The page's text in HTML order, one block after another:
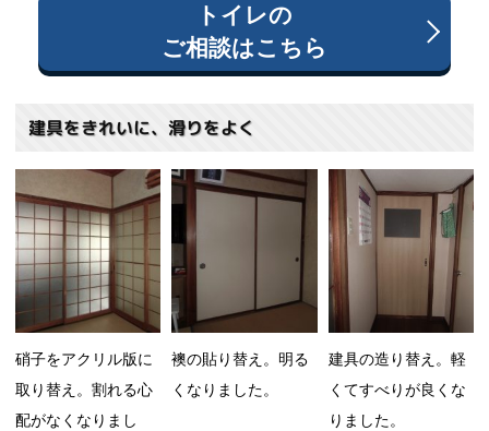
トイレの
ご相談はこちら
建具をきれいに、滑りをよく
硝子をアクリル版に
取り替え。割れる心
配がなくなりまし
襖の貼り替え。明る
くなりました。
建具の造り替え。軽
くてすべりが良くな
りました。